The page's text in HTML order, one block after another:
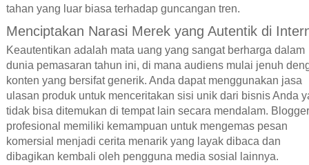
tahan yang luar biasa terhadap guncangan tren.
Menciptakan Narasi Merek yang Autentik di
Keautentikan adalah mata uang yang sangat berharga dalam
dunia pemasaran tahun ini, di mana audiens mulai jenuh
konten yang bersifat generik. Anda dapat menggunakan jasa
ulasan produk untuk menceritakan sisi unik dari bisnis Anda
tidak bisa ditemukan di tempat lain secara mendalam. Blogger
profesional memiliki kemampuan untuk mengemas pesan
komersial menjadi cerita menarik yang layak dibaca dan
dibagikan kembali oleh pengguna media sosial lainnya.